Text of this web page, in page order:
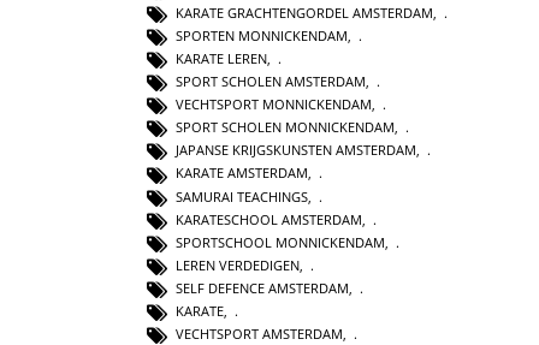
KARATE GRACHTENGORDEL AMSTERDAM,
SPORTEN MONNICKENDAM,
KARATE LEREN,
SPORT SCHOLEN AMSTERDAM,
VECHTSPORT MONNICKENDAM,
SPORT SCHOLEN MONNICKENDAM,
JAPANSE KRIJGSKUNSTEN AMSTERDAM,
KARATE AMSTERDAM,
SAMURAI TEACHINGS
KARATESCHOOL AMSTERDAM
SPORTSCHOOL MONNICKENDAM
LEREN VERDEDIGEN
SELF DEFENCE AMSTERDAM
KARATE
VECHTSPORT AMSTERDAM